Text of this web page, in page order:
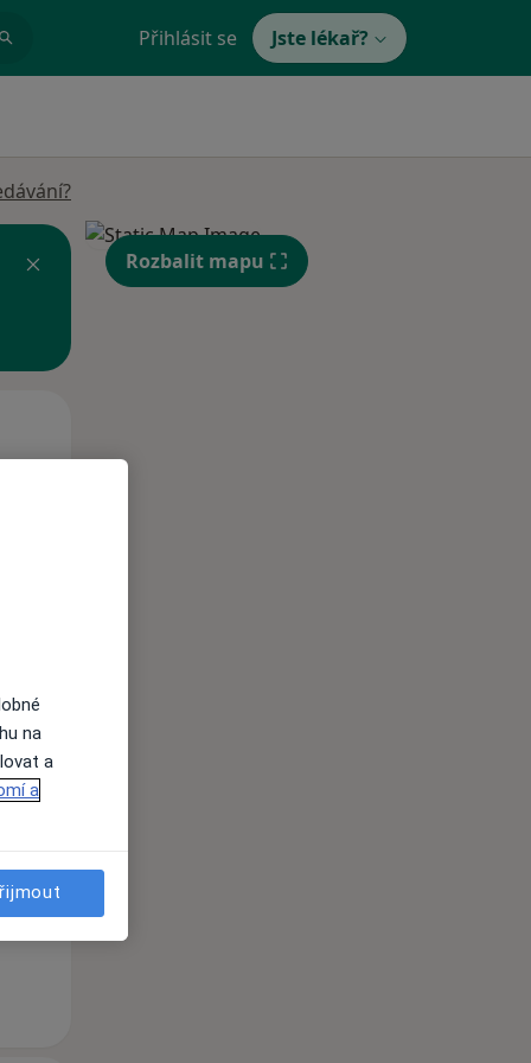
Přihlásit se Jste lékař?
Rozbalit mapu
na
a
a